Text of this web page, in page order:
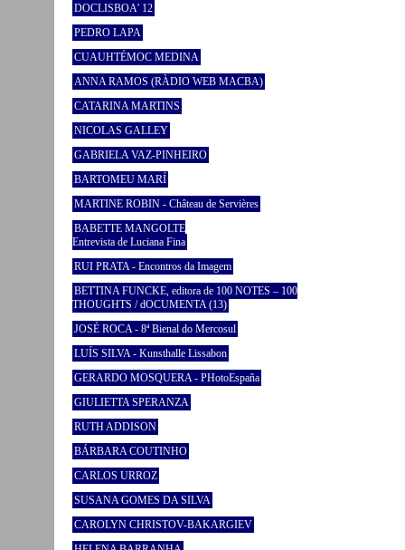
DOCLISBOA’ 12
PEDRO LAPA
CUAUHTÉMOC MEDINA
ANNA RAMOS (RÀDIO WEB MACBA)
CATARINA MARTINS
NICOLAS GALLEY
GABRIELA VAZ-PINHEIRO
BARTOMEU MARÍ
MARTINE ROBIN - Château de Servières
BABETTE MANGOLTE
Entrevista de Luciana Fina
RUI PRATA - Encontros da Imagem
BETTINA FUNCKE, editora de 100 NOTES – 100
THOUGHTS / dOCUMENTA (13)
JOSÉ ROCA - 8ª Bienal do Mercosul
LUÍS SILVA - Kunsthalle Lissabon
GERARDO MOSQUERA - PHotoEspaña
GIULIETTA SPERANZA
RUTH ADDISON
BÁRBARA COUTINHO
CARLOS URROZ
SUSANA GOMES DA SILVA
CAROLYN CHRISTOV-BAKARGIEV